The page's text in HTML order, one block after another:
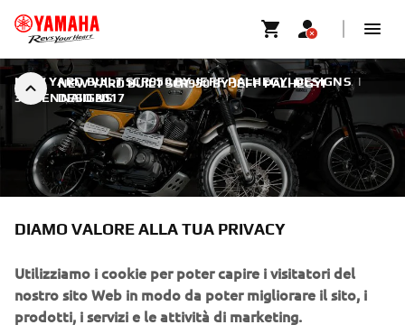
NEW YARD BUILT SCR950 BY JEFF PALHEGYI
DESIGNS
NEW YARD BUILT SCR950 BY JEFF PALHEGYI DESIGNS |
30 GENNAIO 2017
NEW YARD BUILT SCR950 BY
JEFF PALHEGYI DESIGNS
Yamaha Yard Built Presents The Yamaha SCR950 By Jeff
Palhegyi Designs.
DIAMO VALORE ALLA TUA PRIVACY
Utilizziamo i cookie per poter capire i visitatori del
nostro sito Web in modo da poter migliorare il sito, i
prodotti, i servizi e le attività di marketing.